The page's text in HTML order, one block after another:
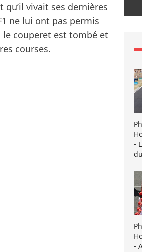
qu’il vivait ses dernières
ne lui ont pas permis
le couperet est tombé et
courses.
-
-